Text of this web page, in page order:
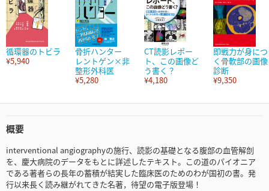
循環器のトビラ
¥5,940
骨折ハンター
レントゲン×非
整形外科医
¥5,280
CT読影レポー
ト、この画像ど
う書く？
¥4,180
即戦力が身につ
く骨軟部の画像
診断
¥9,350
概要
interventional angiographyの施行、読影の基礎となる腹部の血管解剖
を、慶大病院のデータをもとに詳述したテキスト。この道のパイオニア
である著者らの長年の蓄積が結実した臨床医のためのわが国初の書。発
行以来長く読み継がれてきた名著，待望の電子版登場！